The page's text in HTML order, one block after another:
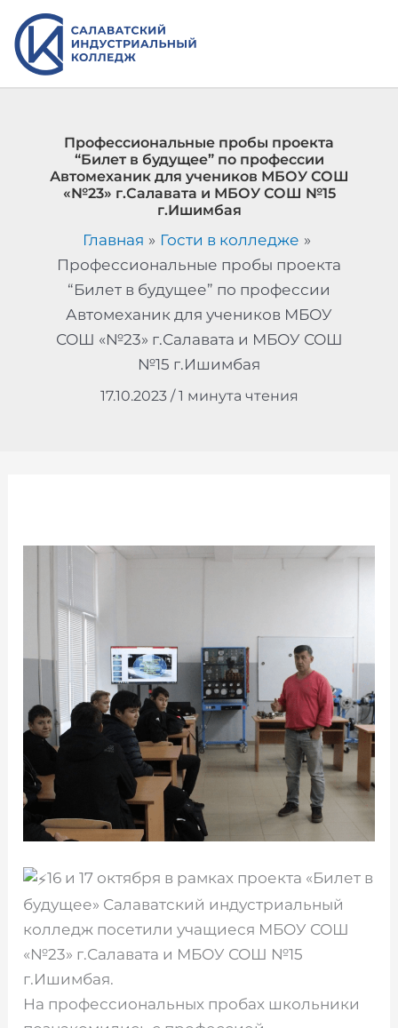
Перейти
содержимому
Профессиональные пробы проекта
“Билет в будущее” по профессии
Автомеханик для учеников МБОУ СОШ
«№23» г.Салавата и МБОУ СОШ №15
г.Ишимбая
Главная
Гости в колледже
Профессиональные пробы проекта
“Билет в будущее” по профессии
Автомеханик для учеников МБОУ
СОШ «№23» г.Салавата и МБОУ СОШ
№15 г.Ишимбая
17.10.2023 /1 минута чтения
16 и 17 октября в рамках проекта «Билет в
будущее» Салаватский индустриальный
колледж посетили учащиеся МБОУ СОШ
«№23» г.Салавата и МБОУ СОШ №15
г.Ишимбая.
На профессиональных пробах школьники